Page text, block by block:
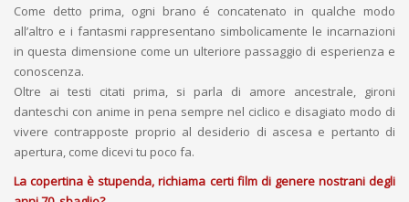
Come detto prima, ogni brano é concatenato in qualche modo
all’altro e i fantasmi rappresentano simbolicamente le incarnazioni
in questa dimensione come un ulteriore passaggio di esperienza e
conoscenza.
Oltre ai testi citati prima, si parla di amore ancestrale, gironi
danteschi con anime in pena sempre nel ciclico e disagiato modo di
vivere contrapposte proprio al desiderio di ascesa e pertanto di
apertura, come dicevi tu poco fa.
La copertina è stupenda, richiama certi film di genere nostrani degli